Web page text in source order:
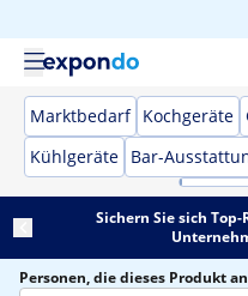
Marktbedarf Kochgeräte
Kühlgeräte Bar-
Sichern Sie sich
Personen, die dieses Produkt